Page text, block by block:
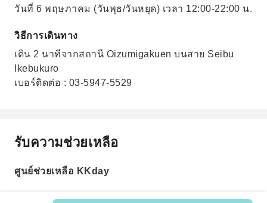
วันที่ 6 พฤษภาคม (วันพุธ/วันหยุด) เวลา 12:00-22:00 น.
วิธีการเดินทาง
เดิน 2 นาทีจากสถานี Oizumigakuen บนสาย Seibu
Ikebukuro
เบอร์ติดต่อ : 03-5947-5529
รับความช่วยเหลือ
ศูนย์ช่วยเหลือ KKday